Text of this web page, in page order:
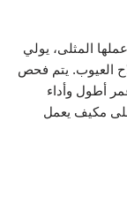
المثلى، يولي
العيوب. يتم فحص
أطول وأداء
مكيف يعمل